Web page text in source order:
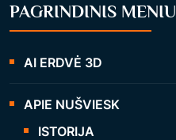
PAGRINDINIS MENIU
AI ERDVĖ 3D
APIE NUŠVIESK
ISTORIJA